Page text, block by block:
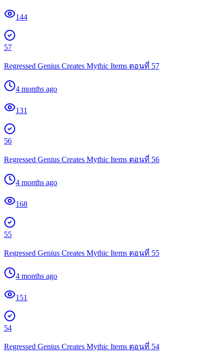
144
57
Regressed Genius Creates Mythic Items ตอนที่ 57
4 months ago
131
56
Regressed Genius Creates Mythic Items ตอนที่ 56
4 months ago
168
55
Regressed Genius Creates Mythic Items ตอนที่ 55
4 months ago
151
54
Regressed Genius Creates Mythic Items ตอนที่ 54